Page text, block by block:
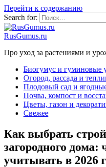
Перейти к содержанию
Search for:
RusGumus.ru
Про уход за растениями и
Биогумус и гуминовые
Огород, рассада и
Плодовый сад и
Почва, компост и
Цветы, газон и
Свежее
Как выбрать
загородного дома:
учитывать в 2026